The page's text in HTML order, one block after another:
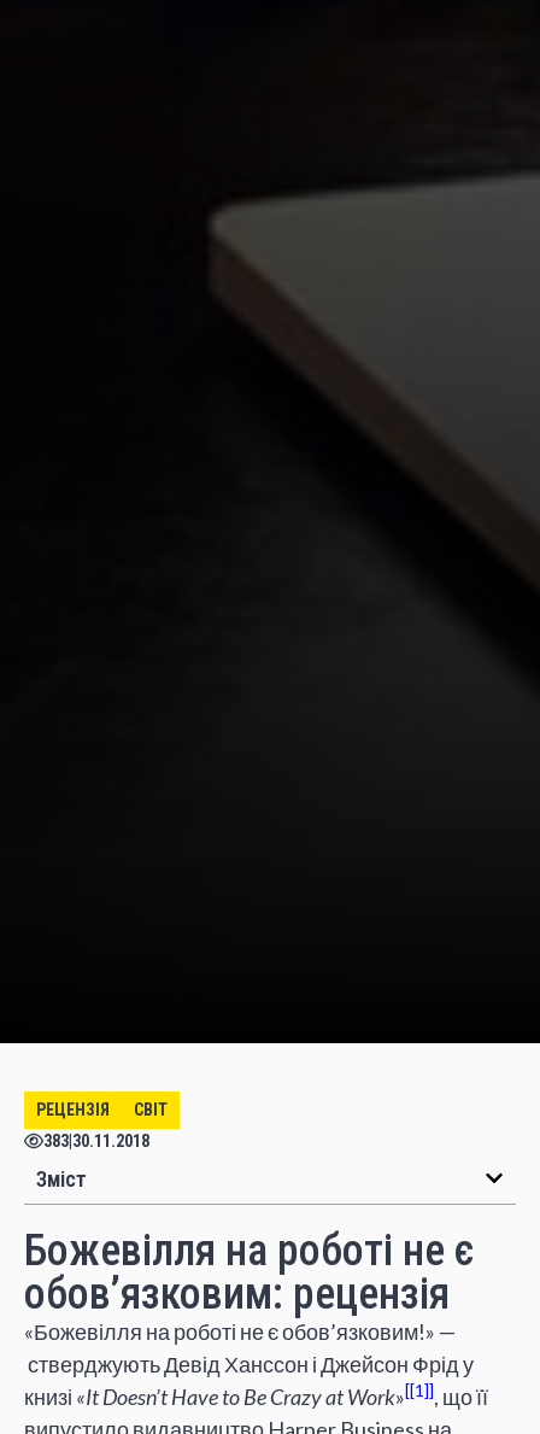
РЕЦЕНЗІЯ
СВІТ
383 30.11.2018
Зміст
Божевілля на роботі не є
обов’язковим: рецензія
«Божевілля на роботі не є обов’язковим!» —
стверджують Девід Ханссон і Джейсон Фрід у
книзі «It Doesn’t Have to Be Crazy at Work» [1] , що її